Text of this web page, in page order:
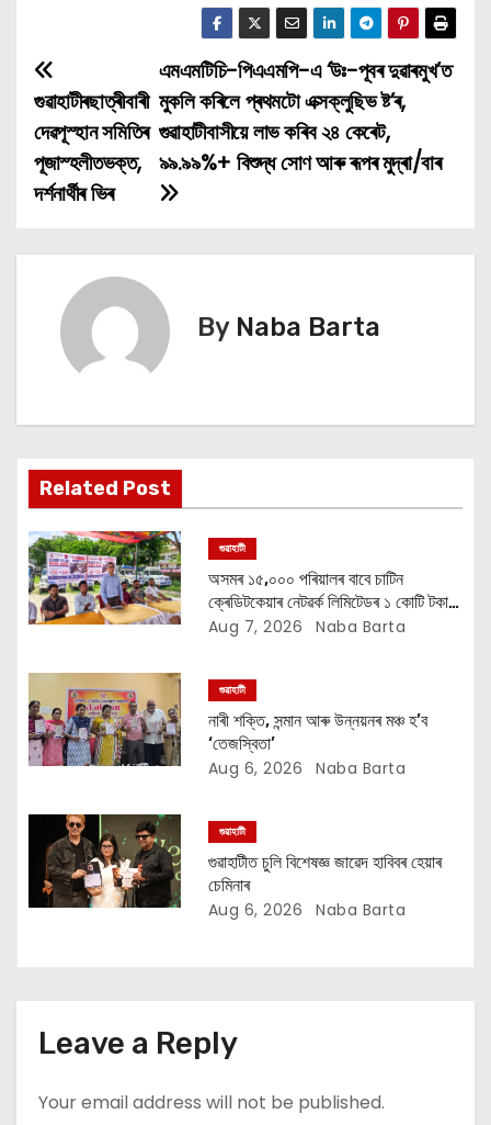
P
o
s
n
a
t
i
o
n
এমএমটিচি-পিএএমপি-এ ‘উঃ-পূবৰ দুৱাৰমুখ’ত
মুকলি কৰিলে প্ৰথমটো এক্সক্লুছিভ ষ্ট’ৰ,
গুৱাহাটীবাসীয়ে লাভ কৰিব ২৪ কেৰেট,
৯৯.৯৯%+ বিশুদ্ধ সোণ আৰু ৰূপৰ মুদ্ৰা/বাৰ
গুৱাহাটীৰছাত্ৰীবাৰী
দেৱপূস্হান সমিতিৰ
পূজাস্হলীতভক্ত,
দর্শনাৰ্থীৰ ভিৰ
By Naba Barta
Related Post
গুৱাহাটী
অসমৰ ১৫,০০০ পৰিয়ালৰ বাবে চাটিন
ক্ৰেডিটকেয়াৰ নেটৱৰ্ক লিমিটেডৰ ১ কোটি টকাৰ
বান সাহায্য অভিযান
Aug 7, 2026 Naba Barta
গুৱাহাটী
নাৰী শক্তি, সন্মান আৰু উন্নয়নৰ মঞ্চ হ’ব
‘তেজস্বিতা’
Aug 6, 2026 Naba Barta
গুৱাহাটী
গুৱাহাটীত চুলি বিশেষজ্ঞ জাৱেদ হাবিবৰ হেয়াৰ
চেমিনাৰ
Aug 6, 2026 Naba Barta
Leave a Reply
Your email address will not be published.